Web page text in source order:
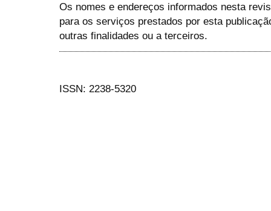
Os nomes e endereços informados nesta
para os serviços prestados por esta
outras finalidades ou a terceiros.
ISSN: 2238-5320